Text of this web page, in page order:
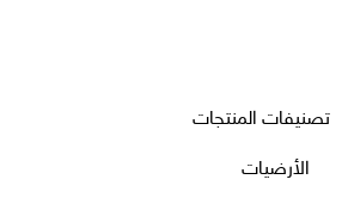
تصنيفات المنتجات
الأرضيات